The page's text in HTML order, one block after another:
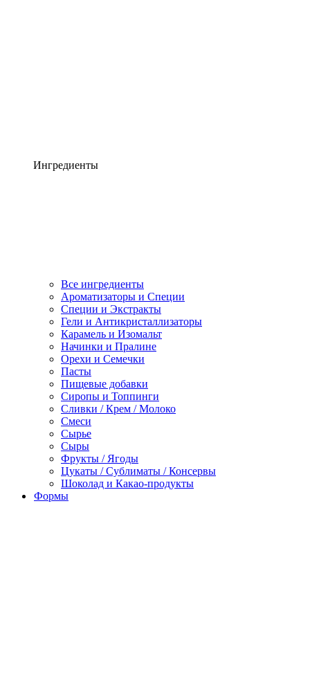
Ингредиенты
Все ингредиенты
Ароматизаторы и Специи
Специи и Экстракты
Гели и Антикристаллизаторы
Карамель и Изомальт
Начинки и Пралине
Орехи и Семечки
Пасты
Пищевые добавки
Сиропы и Топпинги
Сливки / Крем / Молоко
Смеси
Сырье
Сыры
Фрукты / Ягоды
Цукаты / Сублиматы / Консервы
Шоколад и Какао-продукты
Формы